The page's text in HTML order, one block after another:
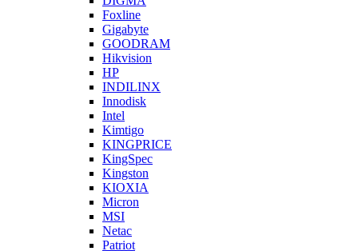
Foxline
Gigabyte
GOODRAM
Hikvision
HP
INDILINX
Innodisk
Intel
Kimtigo
KINGPRICE
KingSpec
Kingston
KIOXIA
Micron
MSI
Netac
Patriot